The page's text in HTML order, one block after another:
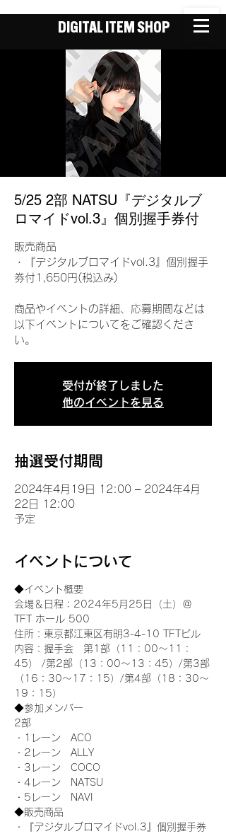
DIGITAL ITEM SHOP
5/25 2部 NATSU『デジタルブ
ロマイドvol.3』個別握手券付
販売商品
・『デジタルブロマイドvol.3』個別握手
券付1,650円(税込み)
商品やイベントの詳細、応募期間などは
以下イベントについてをご確認くださ
い。
受付が終了しました
他のイベントを見る
抽選受付期間
2024年4月19日 12:00 – 2024年4月
22日 12:00
予定
イベントについて
◆イベント概要
会場＆日程：2024年5月25日（土）＠
TFT ホール 500
住所：東京都江東区有明3-4-10 TFTビル
内容：握手会　第1部（11：00～11：
45） /第2部（13：00～13：45）/第3部
（16：30～17：15）/第4部（18：30～
19：15）
◆参加メンバー
2部
・1レーン　ACO
・2レーン　ALLY
・3レーン　COCO
・4レーン　NATSU
・5レーン　NAVI
◆販売商品
・『デジタルブロマイドvol.3』個別握手券